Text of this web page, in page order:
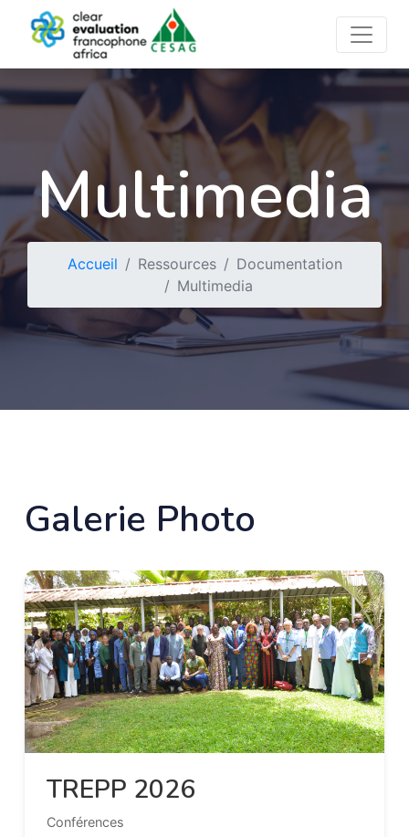
Multimedia
Accueil Ressources
Documentation
Multimedia
Galerie Photo
TREPP 2026
Conférences